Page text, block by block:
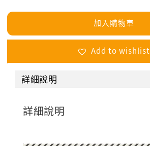
加入購物車
Add to wishlist
詳細說明
詳細說明